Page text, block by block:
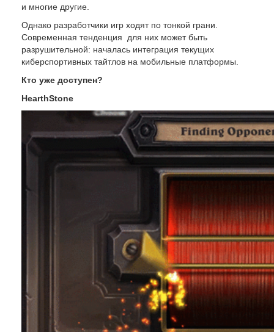
и многие другие.
Однако разработчики игр ходят по тонкой грани.
Современная тенденция для них может быть
разрушительной: началась интеграция текущих
киберспортивных тайтлов на мобильные платформы.
Кто уже доступен?
HearthStone